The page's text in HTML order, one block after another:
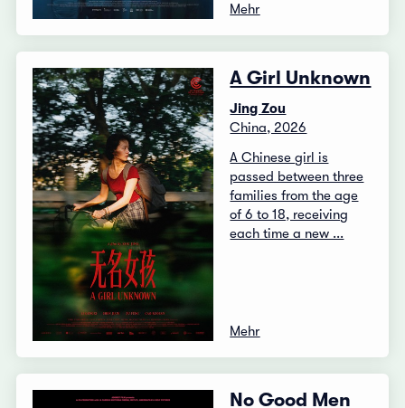
Mehr
A Girl Unknown
Jing Zou
China, 2026
A Chinese girl is
passed between three
families from the age
of 6 to 18, receiving
each time a new ...
Mehr
No Good Men